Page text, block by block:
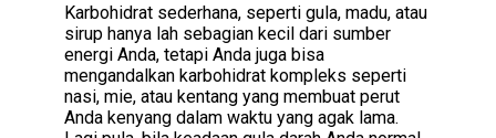
Karbohidrat sederhana, seperti gula, madu, atau
sirup hanya lah sebagian kecil dari sumber
energi Anda, tetapi Anda juga bisa
mengandalkan karbohidrat kompleks seperti
nasi, mie, atau kentang yang membuat perut
Anda kenyang dalam waktu yang agak lama.